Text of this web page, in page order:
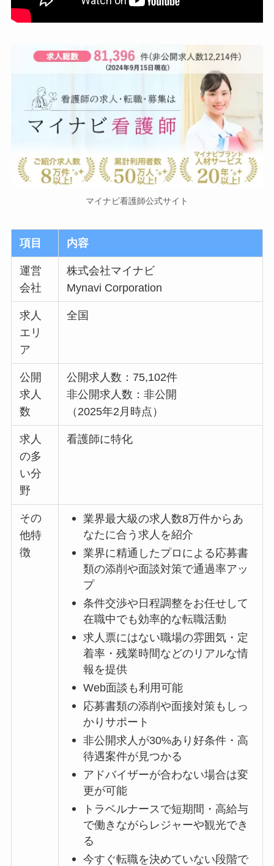
マイナビ看護師公式サイト
項目 内容
運営
会社
株式会社マイナビ
Mynavi Corporation
求人
エリ
ア
全国
公開
求人
数
公開求人数：75,102件
非公開求人数：非公開
（2025年2月時点）
求人
の多
い分
野
看護師に特化
その
他特
徴
業界最大級の求人数8万件からあ
なたに合う求人を紹介
業界に精通したプロによる応募書
類の添削や面談対策で通過率アッ
プ
条件交渉や日程調整をお任せして
在職中でも効率的な転職活動
求人票にはない職場の雰囲気・定
着率・残業時間などのリアルな情
報を提供
Web面談も利用可能
応募書類の添削や面接対策もしっ
かりサポート
非公開求人が30%あり好条件・高
待遇案件が見つかる
アドバイザーが合わない場合は変
更が可能
トラベルナースで短期間・高給与
で働きながらレジャーや観光でき
る
今すぐ転職を決めていない段階で